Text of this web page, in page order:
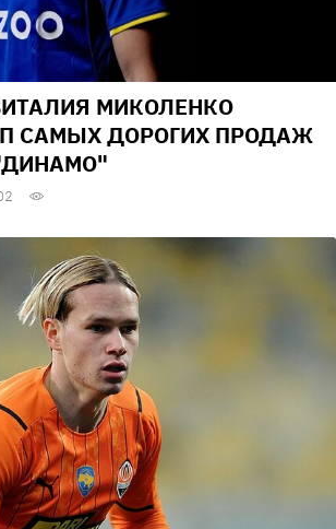
МИКОЛЕНКО
САМЫХ ДОРОГИХ ПРОДАЖ